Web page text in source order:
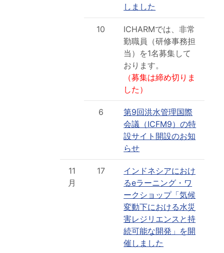
しました
10
ICHARMでは、非常
勤職員（研修事務担
当）を1名募集して
おります。
（募集は締め切りま
した）
6
第9回洪水管理国際
会議（ICFM9）の特
設サイト開設のお知
らせ
11
月
17
インドネシアにおけ
るeラーニング・ワ
ークショップ「気候
変動下における水災
害レジリエンスと持
続可能な開発」を開
催しました